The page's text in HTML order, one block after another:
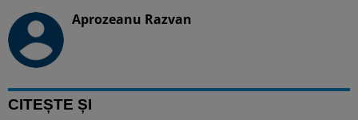
Aprozeanu Razvan
CITEȘTE ȘI